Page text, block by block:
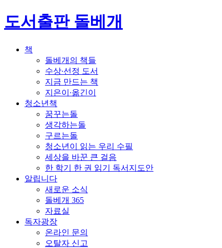
도서출판 돌베개
책
돌베개의 책들
수상∙선정 도서
지금 만드는 책
지은이∙옮긴이
청소년책
꿈꾸는돌
생각하는돌
구르는돌
청소년이 읽는 우리 수필
세상을 바꾼 큰 걸음
한 학기 한 권 읽기 독서지도안
알립니다
새로운 소식
돌베개 365
자료실
독자광장
온라인 문의
오탈자 신고